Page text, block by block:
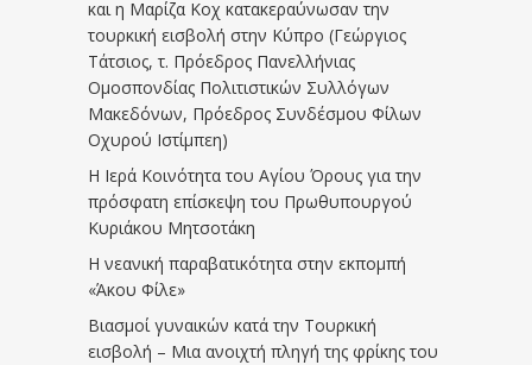
και η Μαρίζα Κοχ κατακεραύνωσαν την
τουρκική εισβολή στην Κύπρο (Γεώργιος
Τάτσιος, τ. Πρόεδρος Πανελλήνιας
Ομοσπονδίας Πολιτιστικών Συλλόγων
Μακεδόνων, Πρόεδρος Συνδέσμου Φίλων
Οχυρού Ιστίμπεη)
Η Ιερά Κοινότητα του Αγίου Όρους για την
πρόσφατη επίσκεψη του Πρωθυπουργού
Κυριάκου Μητσοτάκη
Η νεανική παραβατικότητα στην εκπομπή
«Άκου Φίλε»
Βιασμοί γυναικών κατά την Τουρκική
εισβολή – Μια ανοιχτή πληγή της φρίκης του